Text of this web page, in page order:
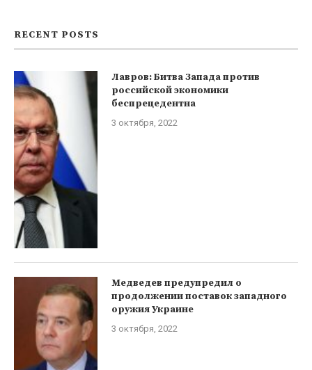
RECENT POSTS
Лавров: Битва Запада против
российской экономики
беспрецедентна
3 октября, 2022
Медведев предупредил о
продолжении поставок западного
оружия Украине
3 октября, 2022